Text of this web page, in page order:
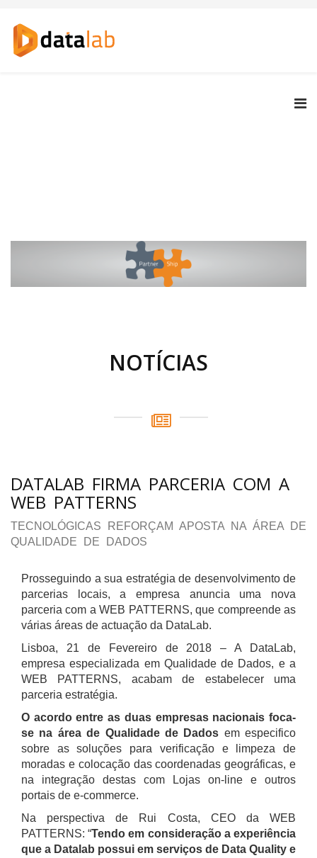
NOTÍCIAS
DATALAB FIRMA PARCERIA COM A
WEB PATTERNS
TECNOLÓGICAS REFORÇAM APOSTA NA ÁREA DE
QUALIDADE DE DADOS
Prosseguindo a sua estratégia de desenvolvimento de
parcerias locais, a empresa anuncia uma nova
parceria com a WEB PATTERNS, que compreende as
várias áreas de actuação da DataLab.
Lisboa, 21 de Fevereiro de 2018 – A DataLab,
empresa especializada em Qualidade de Dados, e a
WEB PATTERNS, acabam de estabelecer uma
parceria estratégia.
O acordo entre as duas empresas nacionais foca-
se na área de Qualidade de Dados em especifico
sobre as soluções para verificação e limpeza de
moradas e colocação das coordenadas geográficas, e
na integração destas com Lojas on-line e outros
portais de e-commerce.
Na perspectiva de Rui Costa, CEO da WEB
PATTERNS: “Tendo em consideração a experiência
que a Datalab possui em serviços de Data Quality e